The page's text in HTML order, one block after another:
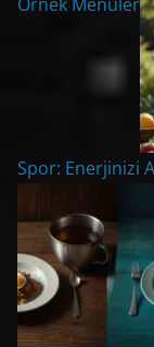
Spor: Enerjinizi